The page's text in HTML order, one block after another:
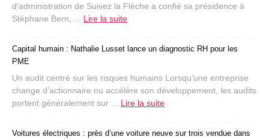
d’administration de Suivez la Flèche a confié sa présidence à
Stéphane Bern, ... Lire la suite
Capital humain : Nathalie Lusset lance un diagnostic RH pour les
PME
Un audit centré sur les risques humains Lorsqu’une entreprise
change d’actionnaire ou accélère son développement, les audits
portent généralement sur ... Lire la suite
Voitures électriques : près d’une voiture neuve sur trois vendue dans